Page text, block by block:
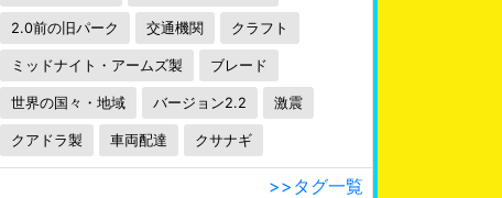
2.0前の旧パーク 交通機関 クラフト
ミッドナイト・アームズ製 ブレード
世界の国々・地域 バージョン2.2 激震
クアドラ製 車両配達 クサナギ
>>タグ一覧